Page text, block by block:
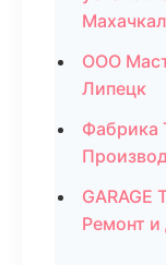
ООО
Липецк
Фабрика
GARAGE
Ремонт и